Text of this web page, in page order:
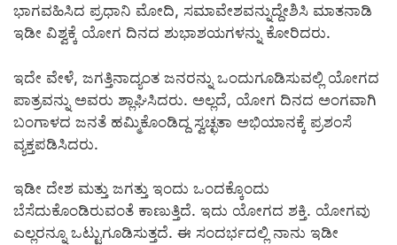
ಭಾಗವಹಿಸಿದ ಪ್ರಧಾನಿ ಮೋದಿ, ಸಮಾವೇಶವನ್ನುದ್ದೇಶಿಸಿ ಮಾತನಾಡಿ
ಇಡೀ ವಿಶ್ವಕ್ಕೆ ಯೋಗ ದಿನದ ಶುಭಾಶಯಗಳನ್ನು ಕೋರಿದರು.
ಇದೇ ವೇಳೆ, ಜಗತ್ತಿನಾದ್ಯಂತ ಜನರನ್ನು ಒಂದುಗೂಡಿಸುವಲ್ಲಿ ಯೋಗದ
ಪಾತ್ರವನ್ನು ಅವರು ಶ್ಲಾಘಿಸಿದರು. ಅಲ್ಲದೆ, ಯೋಗ ದಿನದ ಅಂಗವಾಗಿ
ಬಂಗಾಳದ ಜನತೆ ಹಮ್ಮಿಕೊಂಡಿದ್ದ ಸ್ವಚ್ಛತಾ ಅಭಿಯಾನಕ್ಕೆ ಪ್ರಶಂಸೆ
ವ್ಯಕ್ತಪಡಿಸಿದರು.
ಇಡೀ ದೇಶ ಮತ್ತು ಜಗತ್ತು ಇಂದು ಒಂದಕ್ಕೊಂದು
ಬೆಸೆದುಕೊಂಡಿರುವಂತೆ ಕಾಣುತ್ತಿದೆ. ಇದು ಯೋಗದ ಶಕ್ತಿ. ಯೋಗವು
ಎಲ್ಲರನ್ನೂ ಒಟ್ಟುಗೂಡಿಸುತ್ತದೆ. ಈ ಸಂದರ್ಭದಲ್ಲಿ ನಾನು ಇಡೀ